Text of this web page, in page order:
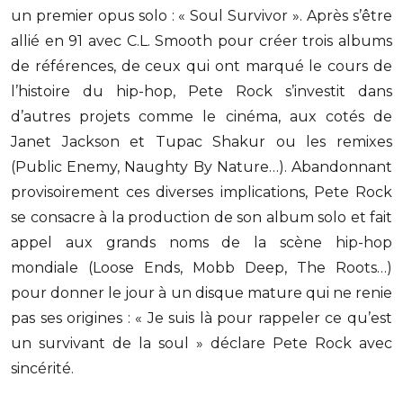
un premier opus solo : « Soul Survivor ». Après s’être
allié en 91 avec C.L. Smooth pour créer trois albums
de références, de ceux qui ont marqué le cours de
l’histoire du hip-hop, Pete Rock s’investit dans
d’autres projets comme le cinéma, aux cotés de
Janet Jackson et Tupac Shakur ou les remixes
(Public Enemy, Naughty By Nature…). Abandonnant
provisoirement ces diverses implications, Pete Rock
se consacre à la production de son album solo et fait
appel aux grands noms de la scène hip-hop
mondiale (Loose Ends, Mobb Deep, The Roots…)
pour donner le jour à un disque mature qui ne renie
pas ses origines : « Je suis là pour rappeler ce qu’est
un survivant de la soul » déclare Pete Rock avec
sincérité.